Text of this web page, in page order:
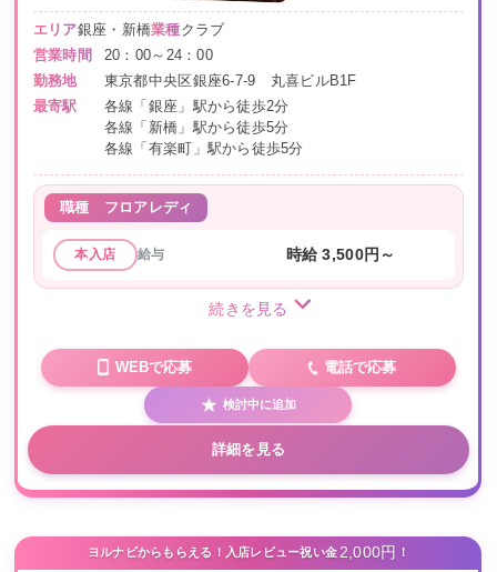
エリア銀座・新橋業種クラブ
営業時間
20：00～24：00
勤務地
東京都中央区銀座6-7-9 丸喜ビルB1F
最寄駅
各線「銀座」駅から徒歩2分
各線「新橋」駅から徒歩5分
各線「有楽町」駅から徒歩5分
職種 フロアレディ
本入店 給与 時給 3,500円～
続きを見る
WEBで応募 電話で応募
検討中に追加
詳細を見る
ヨルナビからもらえる！入店レビュー祝い金 2,000円 ！